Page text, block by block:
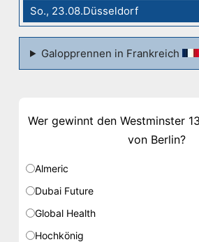
So., 23.08.Düsseldorf
Galopprennen in Frankreich
Wer gewinnt den Westminster
von Berlin?
Almeric
Dubai Future
Global Health
Hochkönig